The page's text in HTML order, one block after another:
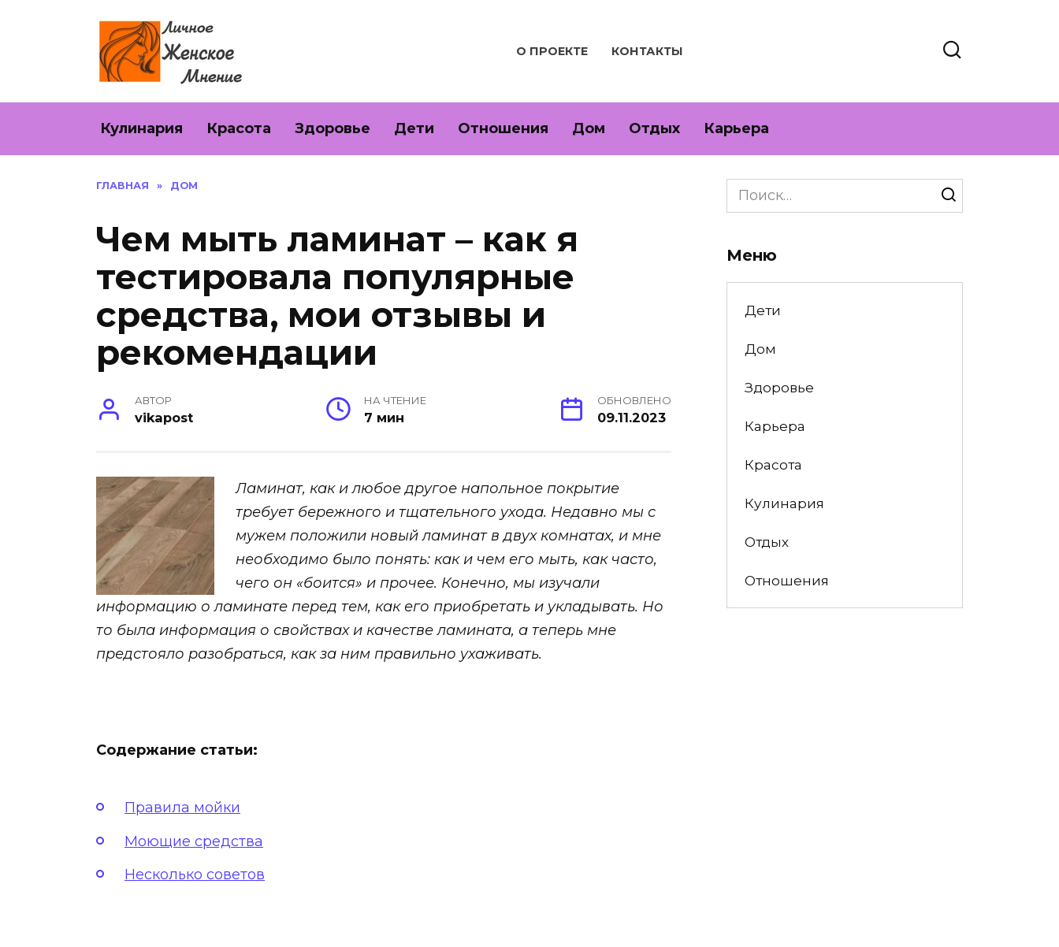
О ПРОЕКТЕ КОНТАКТЫ
Кулинария Красота Здоровье Дети Отношения Дом Отдых Карьера
ГЛАВНАЯ » ДОМ
Чем мыть ламинат – как я
тестировала популярные
средства, мои отзывы и
рекомендации
АВТОР
vikapost
НА ЧТЕНИЕ
7 мин
ОБНОВЛЕНО
09.11.2023
Ламинат, как и любое другое напольное покрытие
требует бережного и тщательного ухода. Недавно мы с
мужем положили новый ламинат в двух комнатах, и мне
необходимо было понять: как и чем его мыть, как часто,
чего он «боится» и прочее. Конечно, мы изучали
информацию о ламинате перед тем, как его приобретать и укладывать. Но
то была информация о свойствах и качестве ламината, а теперь мне
предстояло разобраться, как за ним правильно ухаживать.
Содержание статьи:
Правила мойки
Моющие средства
Несколько советов
Search
for:
Меню
Дети
Дом
Здоровье
Карьера
Красота
Кулинария
Отдых
Отношения